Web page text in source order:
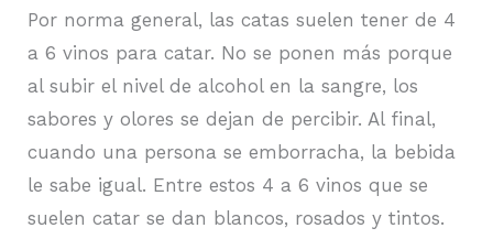
Por norma general, las catas suelen tener de 4
a 6 vinos para catar. No se ponen más porque
al subir el nivel de alcohol en la sangre, los
sabores y olores se dejan de percibir. Al final,
cuando una persona se emborracha, la bebida
le sabe igual. Entre estos 4 a 6 vinos que se
suelen catar se dan blancos, rosados y tintos.